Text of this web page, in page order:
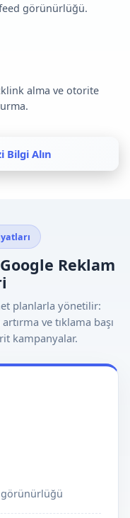
görünürlüğü.
alma ve otorite
Bilgi Alın
Reklam
planlarla yönetilir:
ve tıklama başı
kampanyalar.
görünürlüğü